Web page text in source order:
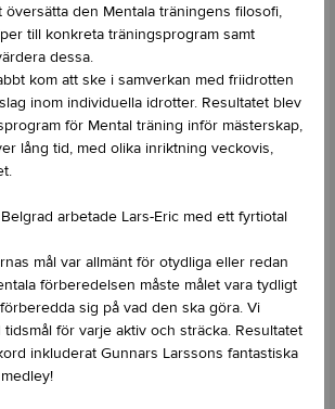
översätta den Mentala träningens filosofi,
till konkreta träningsprogram samt
dessa.
kom att ske i samverkan med friidrotten
inom individuella idrotter. Resultatet blev
för Mental träning inför mästerskap,
lång tid, med olika inriktning veckovis,
Belgrad arbetade Lars-Eric med ett fyrtiotal
mål var allmänt för otydliga eller redan
förberedelsen måste målet vara tydligt
sig på vad den ska göra. Vi
för varje aktiv och sträcka. Resultatet
inkluderat Gunnars Larssons fantastiska